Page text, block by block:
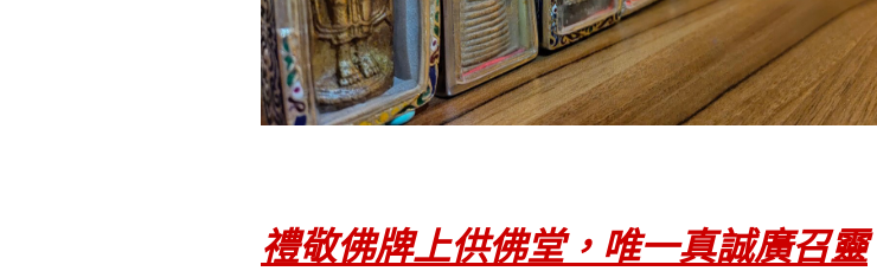
禮敬佛牌上供佛堂，唯一真誠廣召靈